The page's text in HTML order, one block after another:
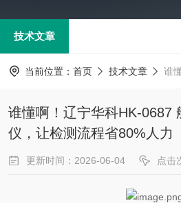
技术文章
当前位置： 首页 技术文章 谁懂啊！
谁懂啊！辽宁华科HK-0687
仪，让检测流程省80%人力
更新时间：2026-06-04 点击